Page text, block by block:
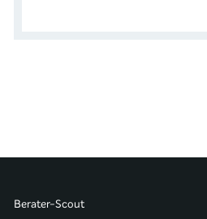
Berater-Scout